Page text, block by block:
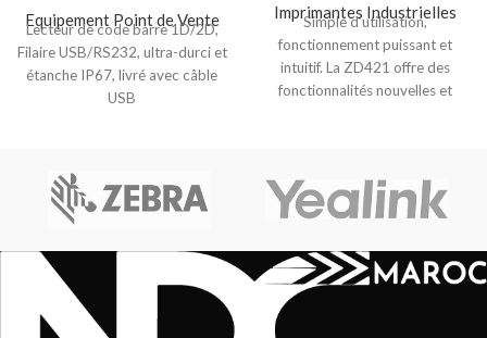
Equipement Point de Vente
Lecteur de code barre 1D/2D,
Filaire USB/RS232, ultra-durci et
étanche IP67, livré avec câble
USB
Imprimantes Industrielles
Simple d’utilisation,
fonctionnement puissant et
intuitif. La ZD421 offre des
fonctionnalités nouvelles et